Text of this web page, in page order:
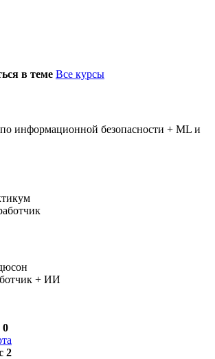
в теме Все курсы
информационной безопасности + ML и
+ ИИ
0
2